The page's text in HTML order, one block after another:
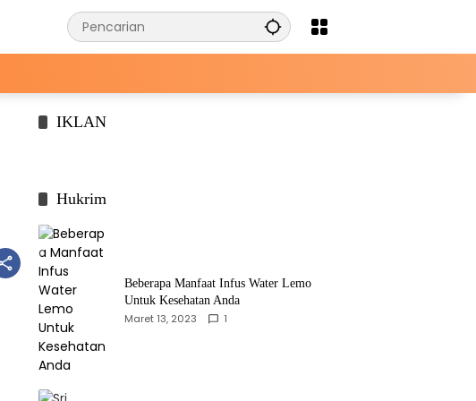
IKLAN
Hukrim
Beberapa Manfaat Infus Water Lemo
Untuk Kesehatan Anda
Maret 13, 2023 1